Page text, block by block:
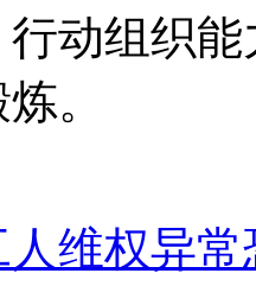
动组织
。
维权异